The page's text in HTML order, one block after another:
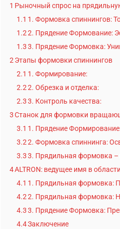
1 Рыночный спрос на
1.1 1. Формовка спиннингов:
1.22. Прядение Формование:
1.33. Прядение Формовка:
2Этапы формовки спиннингов
2.1 1. Формирование:
2.22. Обрезка и отделка:
2.33. Контроль качества:
3Станок для формовки
3.1 1. Прядение
3.22. Формовка спиннинга:
3.33. Прядильная формовка –
4ALTRON: ведущее имя в
4.1 1. Прядильная формовка:
4.22. Прядильная формовка:
4.33. Прядение Формовка:
4.4Заключение